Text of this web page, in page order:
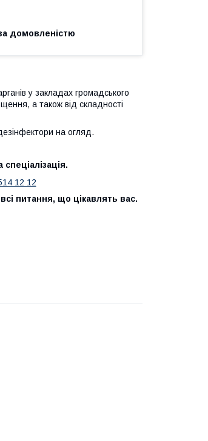
домовленістю
у закладах громадського
а також від складності
на огляд.
12 12
питання, що цікавлять вас.